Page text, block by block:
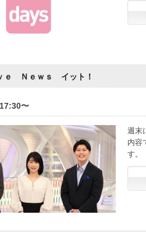
ｅ Ｎｅｗｓ イット！
〜
週末
内容
す。